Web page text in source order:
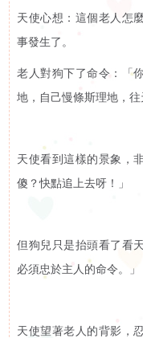
們
入
申
絡
相關鏈接
聯絡我們
天使心想：這個老人怎
事發生了。
老人對狗下了命令：「
地，自己慢條斯理地，往
天使看到這樣的景象，
傻？快點追上去呀！」
但狗兒只是抬頭看了看
必須忠於主人的命令。」
天使望著老人的背影，